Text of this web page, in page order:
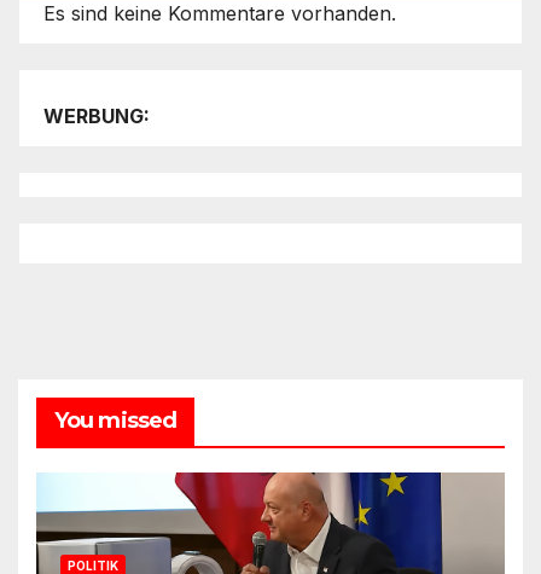
Es sind keine Kommentare vorhanden.
WERBUNG:
You missed
POLITIK